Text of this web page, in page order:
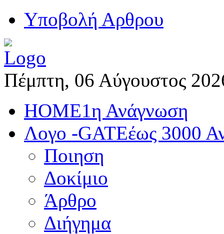
Yποβολή Αρθρου
Πέμπτη, 06 Αύγουστος
HOME1η Ανάγνωση
Λογο -GATEέως 3000
Ποιηση
Δοκίμιο
Άρθρο
Διήγημα